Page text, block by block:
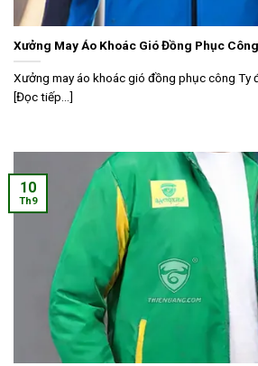
Xưởng May Áo Khoác Gió Đồng Phục
Xưởng may áo khoác gió đồng phục công Ty
[Đọc tiếp...]
10
Th9